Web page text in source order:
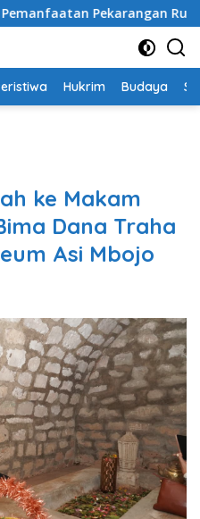
Pekarangan Rumah
Hukrim Budaya
ke Makam
Dana Traha
Asi Mbojo